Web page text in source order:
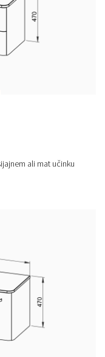
ali mat učinku